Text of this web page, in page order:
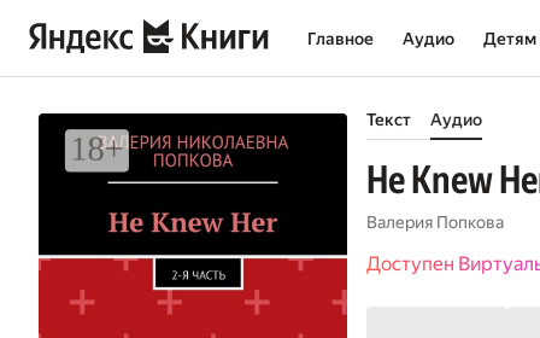
Главное Аудио Детям
Текст Аудио
He Knew
Валерия Попкова
Доступен